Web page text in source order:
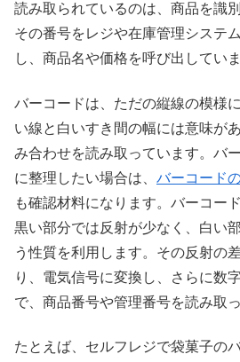
読み取られているのは、商品を識
その番号をレジや在庫管理システ
し、商品名や価格を呼び出していま
バーコードは、ただの縦線の模様
い線と白いすき間の幅には意味が
み合わせを読み取っています。バ
に整理したい場合は、 バーコード
も確認材料になります。バーコー
黒い部分では反射が少なく、白い
う性質を利用します。その反射の
り、電気信号に変換し、さらに数
で、商品番号や管理番号を読み取
たとえば、セルフレジで袋菓子の